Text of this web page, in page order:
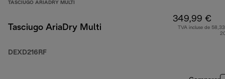
TASCIUGO ARIADRY MULTI
Tasciugo AriaDry Multi
DEXD216RF
349,99 €
TVA incluse de